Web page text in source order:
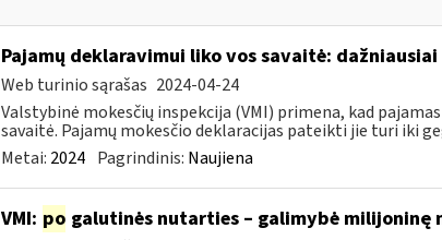
Pajamų deklaravimui liko vos savaitė:
Web turinio sąrašas 2024-04-24
Valstybinė mokesčių inspekcija (VMI) primena, kad
savaitė. Pajamų mokesčio deklaracijas pateikti jie turi iki
Metai: 2024 Pagrindinis: Naujiena
VMI: po galutinės nutarties – galimybė